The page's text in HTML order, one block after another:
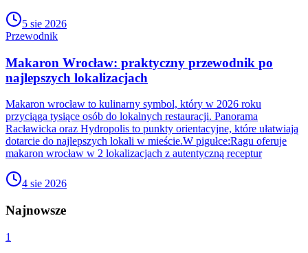
5 sie 2026
Przewodnik
Makaron Wrocław: praktyczny przewodnik po
najlepszych lokalizacjach
Makaron wrocław to kulinarny symbol, który w 2026 roku
przyciąga tysiące osób do lokalnych restauracji. Panorama
Racławicka oraz Hydropolis to punkty orientacyjne, które ułatwiają
dotarcie do najlepszych lokali w mieście.W pigułce:Ragu oferuje
makaron wrocław w 2 lokalizacjach z autentyczną receptur
4 sie 2026
Najnowsze
1